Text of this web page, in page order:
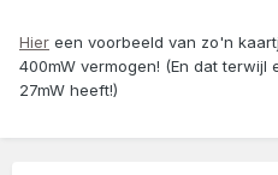
Hier een voorbeeld van zo'n
400mW vermogen! (En dat
27mW heeft!)